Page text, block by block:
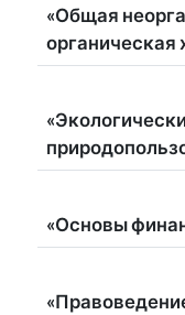
«Общая
органическая
«Основы